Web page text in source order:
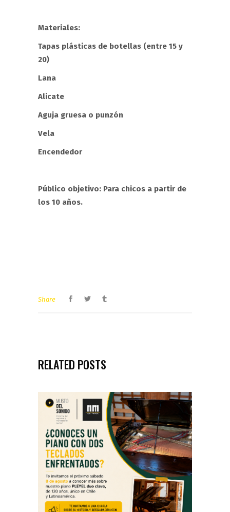
Materiales:
Tapas plásticas de botellas (entre 15 y
20)
Lana
Alicate
Aguja gruesa o punzón
Vela
Encendedor
Público objetivo: Para chicos a partir de
los 10 años.
Share
RELATED POSTS